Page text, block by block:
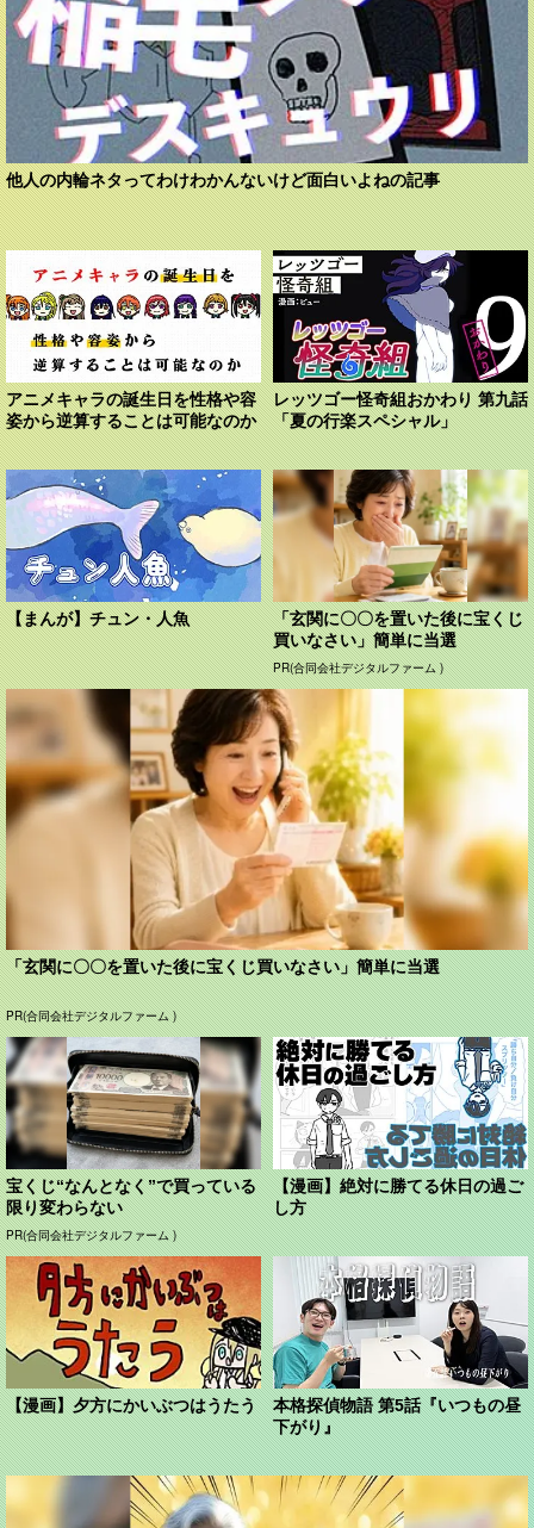
他人の内輪ネタってわけわかんないけど面白いよねの記事
アニメキャラの誕生日を性格や容
姿から逆算することは可能なのか
レッツゴー怪奇組おかわり 第九話
「夏の行楽スペシャル」
【まんが】チュン・人魚
「玄関に〇〇を置いた後に宝くじ
買いなさい」簡単に当選
PR(合同会社デジタルファーム )
「玄関に〇〇を置いた後に宝くじ買いなさい」簡単に当選
PR(合同会社デジタルファーム )
宝くじ“なんとなく”で買っている
限り変わらない
PR(合同会社デジタルファーム )
【漫画】絶対に勝てる休日の過ご
し方
【漫画】夕方にかいぶつはうたう
本格探偵物語 第5話『いつもの昼
下がり』